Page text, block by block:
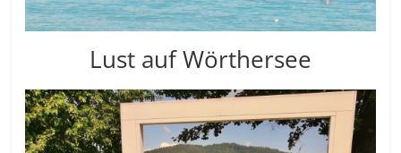
Lust auf Wörthersee